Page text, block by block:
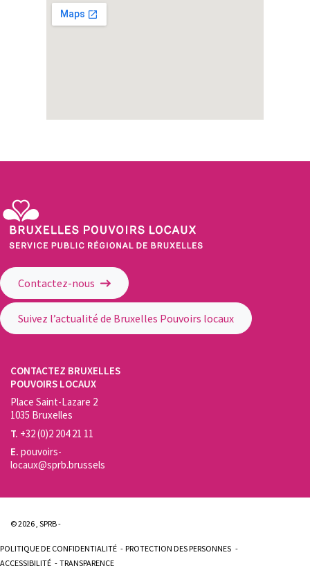
Contactez-nous
Suivez l’actualité de Bruxelles Pouvoirs locaux
CONTACTEZ BRUXELLES
POUVOIRS LOCAUX
Place Saint-Lazare 2
1035 Bruxelles
T. +32 (0)2 204 21 11
E. pouvoirs-
locaux@sprb.brussels
© 2026 , SPRB -
POLITIQUE DE CONFIDENTIALITÉ
PROTECTION DES PERSONNES
ACCESSIBILITÉ
TRANSPARENCE